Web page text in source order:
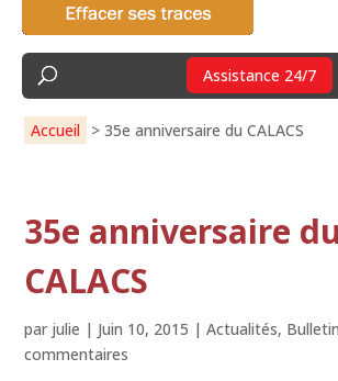
Assistance 24/7
Accueil >35e anniversaire du CALACS
35e anniversaire du
CALACS
par julie | Juin 10, 2015 |Actualités,
commentaires